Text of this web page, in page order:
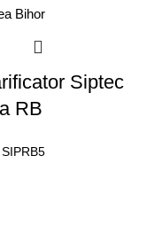
Siptec
RB
SIPRB5